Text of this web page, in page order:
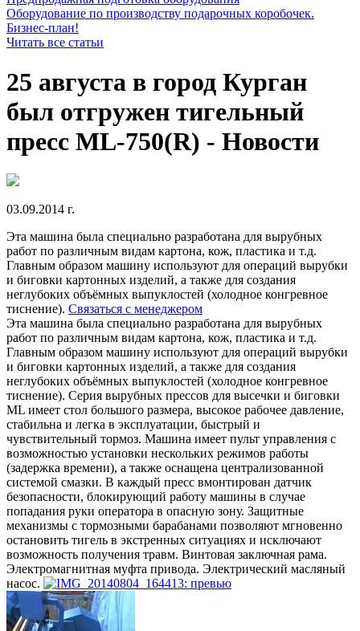
Оборудование по производству подарочных коробочек.
Бизнес-план!
Читать все статьи
25 августа в город Курган
был отгружен тигельный
пресс ML-750(R) - Новости
03.09.2014 г.
Эта машина была специально разработана для вырубных
работ по различным видам картона, кож, пластика и т.д.
Главным образом машину используют для операций вырубки
и биговки картонных изделий, а также для создания
неглубоких объёмных выпуклостей (холодное конгревное
тиснение). Связаться с менеджером
Эта машина была специально разработана для вырубных
работ по различным видам картона, кож, пластика и т.д.
Главным образом машину используют для операций вырубки
и биговки картонных изделий, а также для создания
неглубоких объёмных выпуклостей (холодное конгревное
тиснение). Серия вырубных прессов для высечки и биговки
ML имеет стол большого размера, высокое рабочее давление,
стабильна и легка в эксплуатации, быстрый и
чувствительный тормоз. Машина имеет пульт управления с
возможностью установки нескольких режимов работы
(задержка времени), а также оснащена централизованной
системой смазки. В каждый пресс вмонтирован датчик
безопасности, блокирующий работу машины в случае
попадания руки оператора в опасную зону. Защитные
механизмы с тормозными барабанами позволяют мгновенно
остановить тигель в экстренных ситуациях и исключают
возможность получения травм. Винтовая заключная рама.
Электромагнитная муфта привода. Электрический масляный
насос.